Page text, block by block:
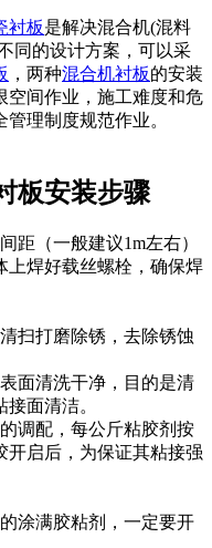
衬板是解决混合机(混料
同的设计方案，可以采
，两种混合机衬板的安装
空间作业，施工难度和危
理制度规范作业。
板安装步骤
距（一般建议1m左右）
上焊好载丝螺栓，确保焊
扫打磨除锈，去除锈蚀
面清洗干净，目的是清
面清洁。
调配，每公斤粘胶剂按
开启后，为保证其粘接强
涂满胶粘剂，一定要开